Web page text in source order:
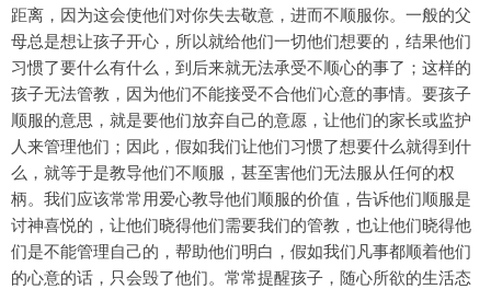
距离，因为这会使他们对你失去敬意，进而不顺服你。一般的父
母总是想让孩子开心，所以就给他们一切他们想要的，结果他们
习惯了要什么有什么，到后来就无法承受不顺心的事了；这样的
孩子无法管教，因为他们不能接受不合他们心意的事情。要孩子
顺服的意思，就是要他们放弃自己的意愿，让他们的家长或监护
人来管理他们；因此，假如我们让他们习惯了想要什么就得到什
么，就等于是教导他们不顺服，甚至害他们无法服从任何的权
柄。我们应该常常用爱心教导他们顺服的价值，告诉他们顺服是
讨神喜悦的，让他们晓得他们需要我们的管教，也让他们晓得他
们是不能管理自己的，帮助他们明白，假如我们凡事都顺着他们
的心意的话，只会毁了他们。常常提醒孩子，随心所欲的生活态